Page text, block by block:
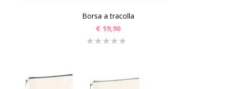
Borsa a tracolla
€ 19,90